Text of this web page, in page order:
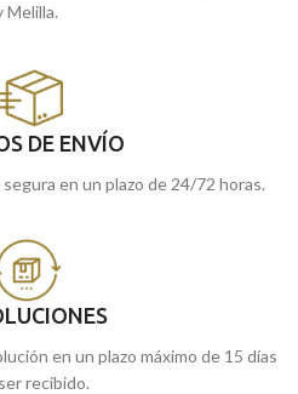
Melilla.
DE ENVÍO
en un plazo de 24/72 horas.
en un plazo máximo de 15 días
recibido.